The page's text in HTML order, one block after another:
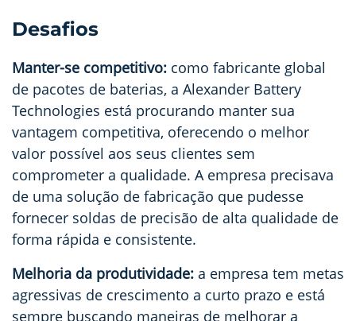
Desafios
Manter-se competitivo: como fabricante global
de pacotes de baterias, a Alexander Battery
Technologies está procurando manter sua
vantagem competitiva, oferecendo o melhor
valor possível aos seus clientes sem
comprometer a qualidade. A empresa precisava
de uma solução de fabricação que pudesse
fornecer soldas de precisão de alta qualidade de
forma rápida e consistente.
Melhoria da produtividade: a empresa tem metas
agressivas de crescimento a curto prazo e está
sempre buscando maneiras de melhorar a